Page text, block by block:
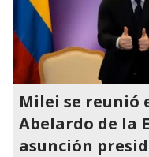
Milei se reunió
Abelardo de la
asunción